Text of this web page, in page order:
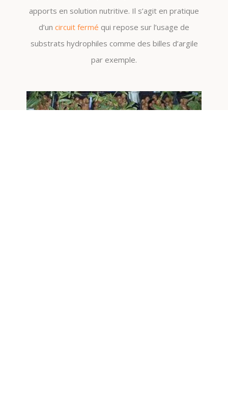
apports en solution nutritive. Il s’agit en pratique
d’un circuit fermé qui repose sur l’usage de
substrats hydrophiles comme des billes d’argile
par exemple.